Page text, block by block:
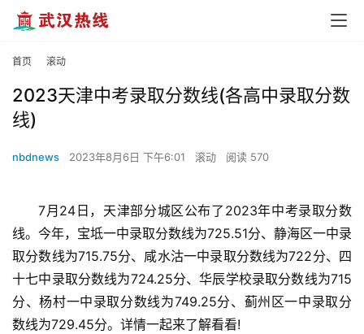
首页 滚动
2023天津中考录取分数线(各高中录取分数
线)
nbdnews 2023年8月6日 下午6:01 滚动 阅读 570
7月24日，天津部分城区公布了2023年中考录取分数
线。今年，宝坻一中录取分数线为725.51分、静海区一中录
取分数线为715.75分、咸水沽一中录取分数线为722分、四
十七中录取分数线为724.25分、华辰学校录取分数线为715
分、杨村一中录取分数线为749.25分、蓟州区一中录取分
数线为729.45分。详情一起来了解看看!